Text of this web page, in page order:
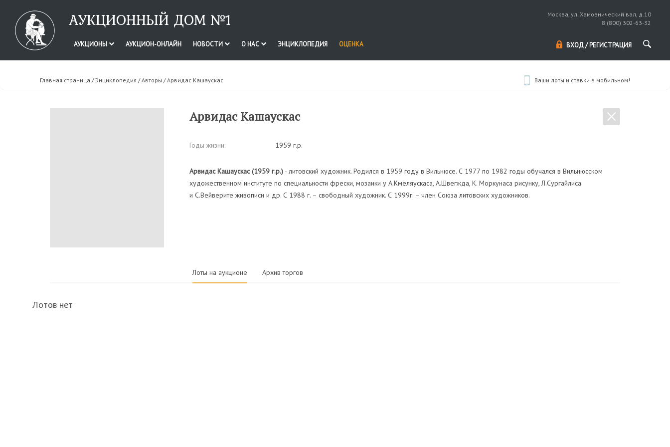
АУКЦИОННЫЙ ДОМ №1
Москва, ул. Хамовнический вал, д.10
8 (800) 302-63-32
АУКЦИОНЫ АУКЦИОН-ОНЛАЙН НОВОСТИ О НАС ЭНЦИКЛОПЕДИЯ ОЦЕНКА ВХОД / РЕГИСТРАЦИЯ
Главная страница /Энциклопедия /Авторы / Арвидас Кашаускас Ваши лоты и ставки в мобильном!
Арвидас Кашаускас
Годы жизни: 1959 г.р.
Арвидас Кашаускас (1959 г.р.)- литовский художник. Родился в 1959 году в Вильнюсе. С 1977 по 1982 годы обучался в Вильнюсском
художественном институте по специальности фрески, мозаики у А.Кмеляускаса, А.Швегжда, К. Моркунаса рисунку, Л.Сургайлиса
и С.Вейверите живописи и др. С 1988 г. – свободный художник. С 1999г. – член Союза литовских художников.
Лоты на аукционе Архив торгов
Лотов нет